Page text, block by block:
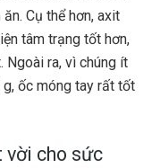
Cụ thể hơn, axit
tâm trạng tốt hơn,
Ngoài ra, vì chúng ít
ốc móng tay rất tốt
vời cho sức